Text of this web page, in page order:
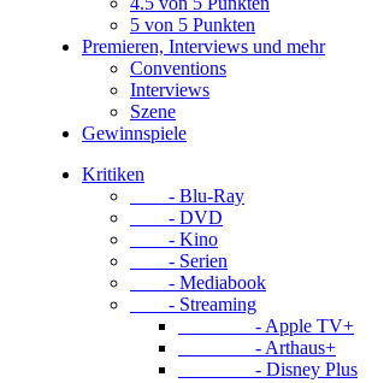
5 von 5 Punkten
Premieren, Interviews und mehr
Conventions
Interviews
Szene
Gewinnspiele
Kritiken
- Blu-Ray
- DVD
- Kino
- Serien
- Mediabook
- Streaming
- Apple TV+
- Arthaus+
- Disney Plus